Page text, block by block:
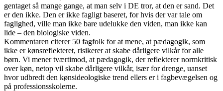
gentaget så mange gange, at man selv i DE tror, at den er sand. Det
er den ikke. Den er ikke fagligt baseret, for hvis der var tale om
faglighed, ville man ikke bare udelukke den viden, man ikke kan
lide – den biologiske viden.
Kommentaren citerer 50 fagfolk for at mene, at pædagogik, som
ikke er kønsreflekteret, risikerer at skabe dårligere vilkår for alle
børn. Vi mener tværtimod, at pædagogik, der reflekterer normkritisk
over køn, netop vil skabe dårligere vilkår, især for drenge, uanset
hvor udbredt den kønsideologiske trend ellers er i fagbevægelsen og
på professionsskolerne.